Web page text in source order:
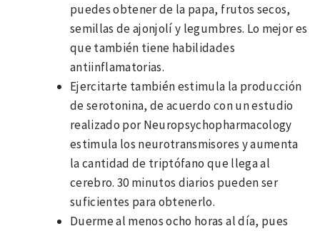
puedes obtener de la papa, frutos secos,
semillas de ajonjolí y legumbres. Lo mejor es
que también tiene habilidades
antiinflamatorias.
Ejercitarte también estimula la producción
de serotonina, de acuerdo con un estudio
realizado por Neuropsychopharmacology
estimula los neurotransmisores y aumenta
la cantidad de triptófano que llega al
cerebro. 30 minutos diarios pueden ser
suficientes para obtenerlo.
Duerme al menos ocho horas al día, pues